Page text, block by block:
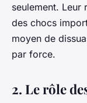
seulement. Leur
des chocs
moyen de
par force.
2. Le rôle